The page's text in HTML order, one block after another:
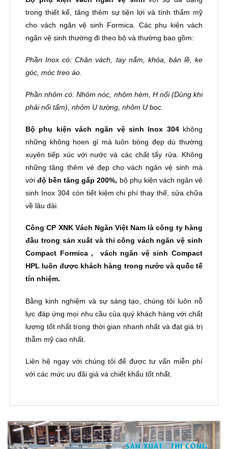
trong thiết kế, tăng thêm sự tiện lợi và tính thẩm mỹ
cho vách ngăn vệ sinh Formica. Các phụ kiện vách
ngăn vệ sinh thường đi theo bộ và thường bao gồm:
Phần Inox có:Chân vách, tay nắm, khóa, bản lề, ke
góc, móc treo áo
Phần nhôm có:Nhôm nóc, nhôm hèm, H nối (Dùng khi
phải nối tấm), nhôm U tường, nhôm U bọc.
Bộ phụ kiện vách ngăn vệ sinh Inox 304không
những không hoen gỉ mà luôn bóng đẹp dù thường
xuyên tiếp xúc với nước và các chất tẩy rửa. Không
những tăng thêm vẻ đẹp cho vách ngăn vệ sinh mà
vớiđộ bền tăng gấp 200%, bộ phụ kiện vách ngăn vệ
sinh Inox 304 còn tiết kiệm chi phí thay thế, sửa chữa
về lâu dài.
Công CP XNK Vách Ngăn Việt Nam là công ty hàng
đầu trong sản xuất và thi công vách ngăn vệ sinh
Compact Formica , vách ngăn vệ sinh Compact
HPL luôn được khách hàng trong nước và quốc tế
tín nhiệm.
Bằng kinh nghiệm và sự sáng tạo, chúng tôi luôn nỗ
lực đáp ứng mọi nhu cầu của quý khách hàng với chất
lượng tốt nhất trong thời gian nhanh nhất và đạt giá trị
thẫm mỹ cao nhất.
Liên hệ ngay với chúng tôi để được tư vấn miễn phí
với các mức ưu đãi giá và chiết khấu tốt nhất.